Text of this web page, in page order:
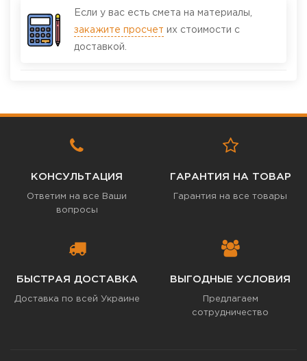
Если у вас есть смета на материалы,
закажите просчет их стоимости с
доставкой.
КОНСУЛЬТАЦИЯ
Ответим на все Ваши
вопросы
ГАРАНТИЯ НА ТОВАР
Гарантия на все товары
БЫСТРАЯ ДОСТАВКА
Доставка по всей Украине
ВЫГОДНЫЕ УСЛОВИЯ
Предлагаем
сотрудничество